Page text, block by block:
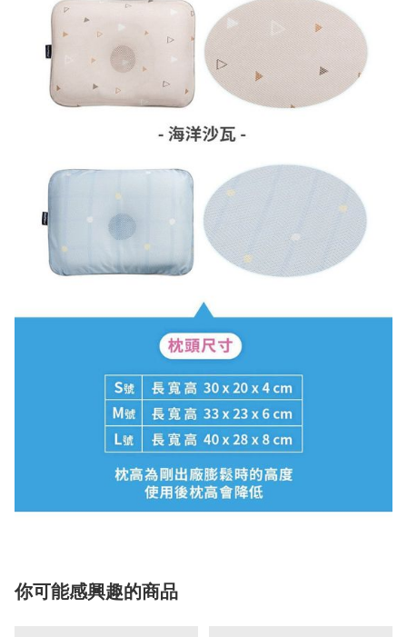
你可能感興趣的商品